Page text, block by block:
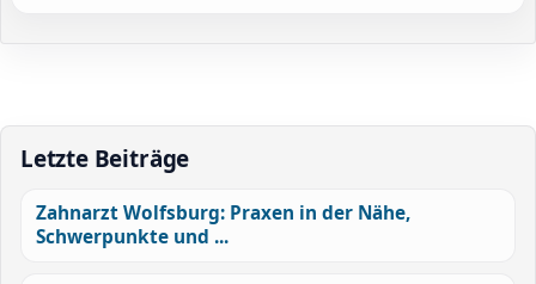
Letzte Beiträge
Zahnarzt Wolfsburg: Praxen in der Nähe,
Schwerpunkte und ...